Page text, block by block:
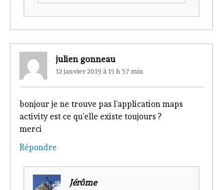
julien gonneau
12 janvier 2019 à 15 h 57 min
bonjour je ne trouve pas l’application maps
activity est ce qu’elle existe toujours ?
merci
Répondre
Jérôme